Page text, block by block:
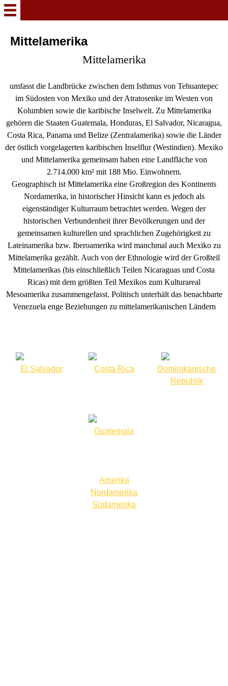
Hermann`s
Feuerwehrabzeichen
NEWS
Feuerwehr Velbert
Mein Hobby Musik
Deutschland
Deutsche Berufsfeuerwehren
Deutschland
Bundeswehrfeuerwehr und
Bundeswehr
Baden Württemberg
Mittelamerika
Mittelamerika
umfasst die Landbrücke zwischen dem Isthmus von Tehuantepec
im Südosten von Mexiko und der Atratosenke im Westen von
Kolumbien sowie die karibische Inselwelt. Zu Mittelamerika
gehören die Staaten Guatemala, Honduras, El Salvador, Nicaragua,
Costa Rica, Panama und Belize (Zentralamerika) sowie die Länder
der östlich vorgelagerten karibischen Inselflur (Westindien). Mexiko
und Mittelamerika gemeinsam haben eine Landfläche von
2.714.000 km² mit 188 Mio. Einwohnern.
Geographisch ist Mittelamerika eine Großregion des Kontinents
Nordamerika, in historischer Hinsicht kann es jedoch als
eigenständiger Kulturraum betrachtet werden. Wegen der
historischen Verbundenheit ihrer Bevölkerungen und der
gemeinsamen kulturellen und sprachlichen Zugehörigkeit zu
Lateinamerika bzw. Iberoamerika wird manchmal auch Mexiko zu
Mittelamerika gezählt. Auch von der Ethnologie wird der Großteil
Mittelamerikas (bis einschließlich Teilen Nicaraguas und Costa
Ricas) mit dem größten Teil Mexikos zum Kulturareal
Mesoamerika zusammengefasst. Politisch unterhält das benachbarte
Venezuela enge Beziehungen zu mittelamerikanischen Ländern
El Salvador Costa Rica
Dominikanische
Republik
Guatemala
Amerika
Nordamerika
Südamerika